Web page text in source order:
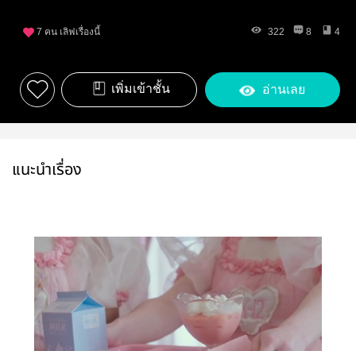
7 คน เลิฟเรื่องนี้ 322 8 4
เพิ่มเข้าชั้น อ่านเลย
แนะนำเรื่อง